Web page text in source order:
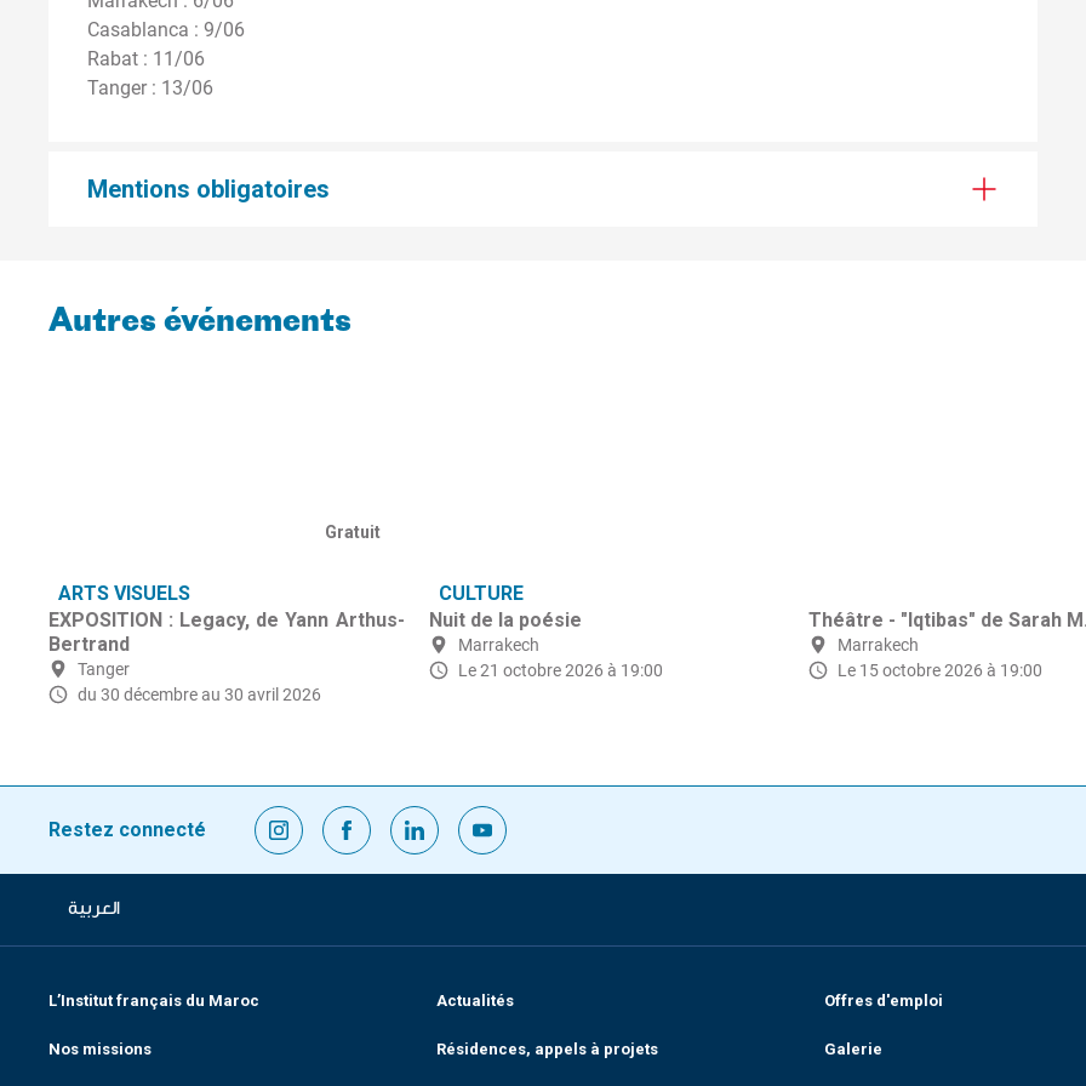
Casablanca : 9/06
Rabat : 11/06
Tanger : 13/06
Mentions obligatoires
Autres événements
Gratuit
ARTS VISUELS
EXPOSITION : Legacy, de Yann Arthus-
Bertrand
Tanger
du 30 décembreau 30 avril 2026
CULTURE
Nuit de la poésie
Marrakech
Le 21 octobre 2026 à 19:00
Théâtre - "Iqtibas" de Sarah
Marrakech
Le 15 octobre 2026 à 19:00
Restez connecté
العربية
L’Institut français du Maroc
Nos missions
Actualités
Résidences, appels à projets
Offres d'emploi
Galerie